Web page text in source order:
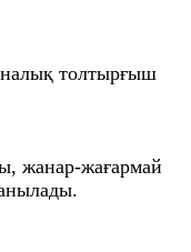
толтырғыш
жанар-жағармай